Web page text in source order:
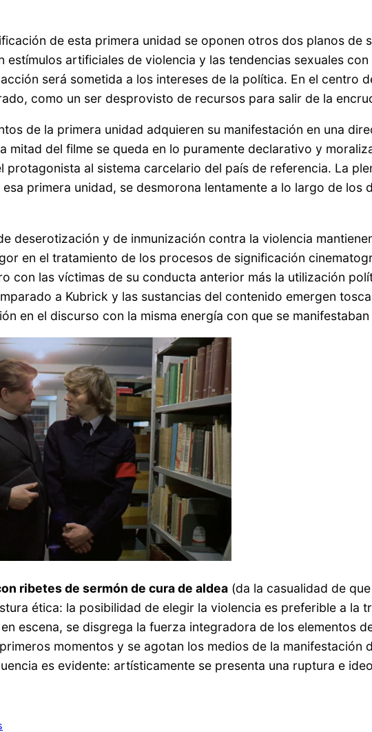
de esta primera unidad se oponen otros dos planos de
estímulos artificiales de violencia y las tendencias sexuales
será sometida a los intereses de la política. En el centro
como un ser desprovisto de recursos para salir de la
de la primera unidad adquieren su manifestación en una
mitad del filme se queda en lo puramente declarativo y
protagonista al sistema carcelario del país de referencia. La
primera unidad, se desmorona lentamente a lo largo de los
deserotización y de inmunización contra la violencia
en el tratamiento de los procesos de significación
con las víctimas de su conducta anterior más la utilización
a Kubrick y las sustancias del contenido emergen
en el discurso con la misma energía con que se
ribetes de sermón de cura de aldea (da la casualidad de
ética: la posibilidad de elegir la violencia es preferible a la
escena, se disgrega la fuerza integradora de los elementos
momentos y se agotan los medios de la
es evidente: artísticamente se presenta una ruptura e